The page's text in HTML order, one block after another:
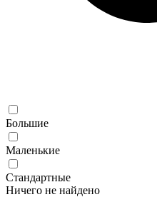
Большие
Маленькие
Стандартные
Ничего не найдено